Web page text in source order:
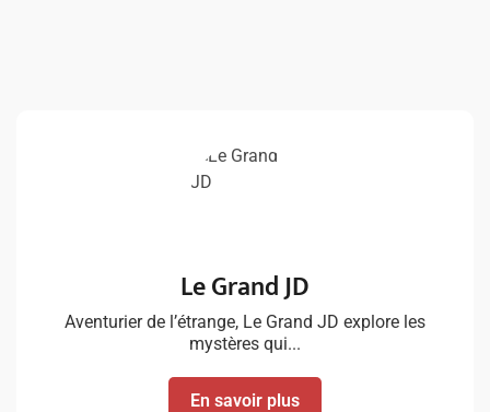
Le Grand JD
Aventurier de l’étrange, Le Grand JD explore les
mystères qui...
En savoir plus